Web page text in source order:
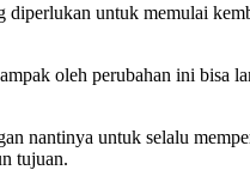
untuk memulai
oleh perubahan ini bisa
nantinya untuk selalu
tujuan.